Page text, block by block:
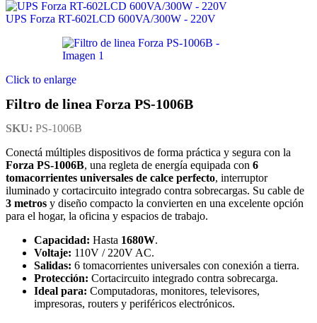
UPS Forza RT-602LCD 600VA/300W - 220V
Click to enlarge
Filtro de linea Forza PS-1006B
SKU: PS-1006B
Conectá múltiples dispositivos de forma práctica y segura con la
Forza PS-1006B, una regleta de energía equipada con 6
tomacorrientes universales de calce perfecto, interruptor
iluminado y cortacircuito integrado contra sobrecargas. Su cable de
3 metros y diseño compacto la convierten en una excelente opción
para el hogar, la oficina y espacios de trabajo.
Capacidad: Hasta 1680W.
Voltaje: 110V / 220V AC.
Salidas: 6 tomacorrientes universales con conexión a tierra.
Protección: Cortacircuito integrado contra sobrecarga.
Ideal para: Computadoras, monitores, televisores,
impresoras, routers y periféricos electrónicos.